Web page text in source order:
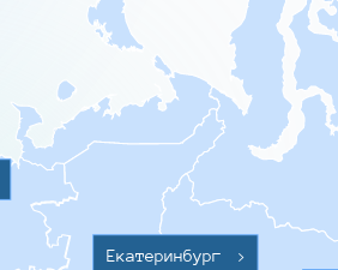
Екатеринбург
>